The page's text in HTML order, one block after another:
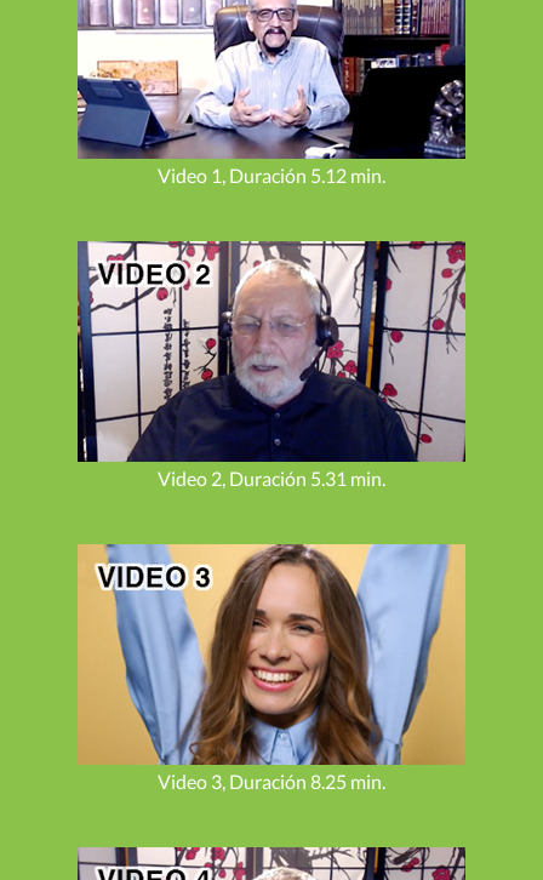
Video 1, Duración 5.12 min.
Video 2, Duración 5.31 min.
Video 3, Duración 8.25 min.